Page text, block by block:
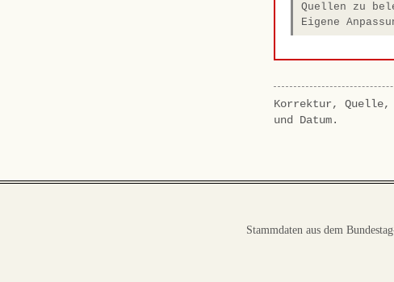
Quellen zu
Eigene
Korrektur, Quelle,
und Datum.
Stammdaten aus dem